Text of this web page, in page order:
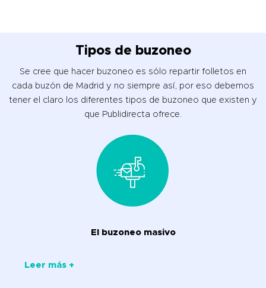
Tipos de buzoneo
Se cree que hacer buzoneo es sólo repartir folletos en
cada buzón de Madrid y no siempre así, por eso debemos
tener el claro los diferentes tipos de buzoneo que existen y
que Publidirecta ofrece.
El buzoneo masivo
Leer más +